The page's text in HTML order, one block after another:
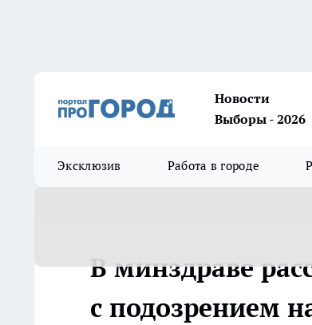
Новости
Выборы - 2026
Эксклюзив Работа в городе
В минздраве
с подозрением